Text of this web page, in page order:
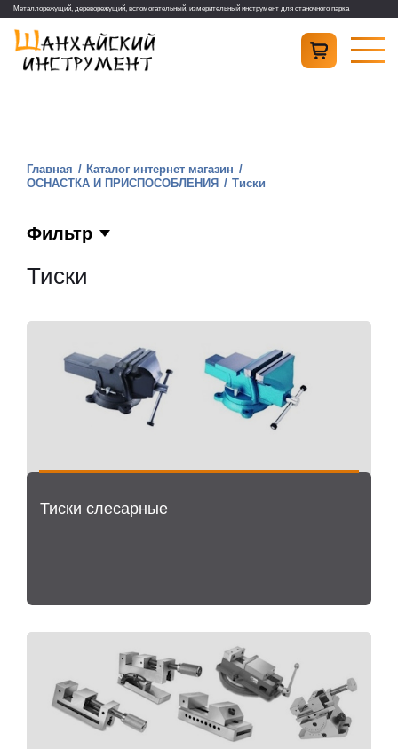
Металлорежущий, дереворежущий, вспомогательный, измерительный инструмент для станочного парка
Главная
Каталог интернет магазин
ОСНАСТКА И ПРИСПОСОБЛЕНИЯ
Тиски
Фильтр
Тиски
Тиски слесарные